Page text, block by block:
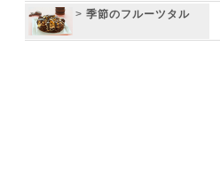
> 季節のフルーツタル